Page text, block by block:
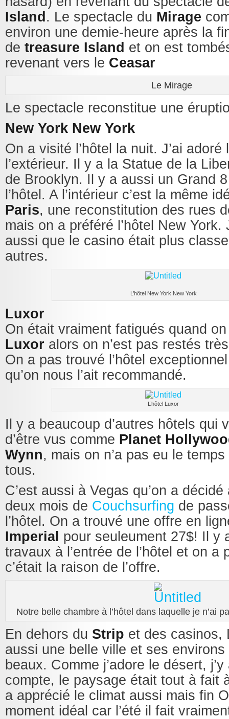
Island . Le spectacle du Mirage
environ une demie-heure après la
de treasure Island et on est
revenant vers le Ceasar
Le Mirage
Le spectacle reconstitue une
New York New York
On a visité l’hôtel la nuit. J’ai adoré
l’extérieur. Il y a la Statue de la
de Brooklyn. Il y a aussi un Grand
l’hôtel. A l’intérieur c’est la même
Paris, une reconstitution des rues
mais on a préféré l’hôtel New York.
aussi que le casino était plus
autres.
L’hôtel New York New York
Luxor
On était vraiment fatigués quand
Luxor alors on n’est pas restés
On a pas trouvé l’hôtel
qu’on nous l’ait recommandé.
L’hôtel Luxor
Il y a beaucoup d’autres hôtels qui
d’être vus comme Planet
Wynn, mais on n’a pas eu le
tous.
C’est aussi à Vegas qu’on a
deux mois de Couchsurfing de
l’hôtel. On a trouvé une offre en
Imperial pour seuleument 27$! Il y
travaux à l’entrée de l’hôtel et on a
c’était la raison de l’offre.
Notre belle chambre à l’hôtel dans laquelle je n’ai
En dehors du Strip et des casinos,
aussi une belle ville et ses
beaux. Comme j’adore le désert,
compte, le paysage était tout à fait
a apprécié le climat aussi mais fin
moment idéal car l’été il fait